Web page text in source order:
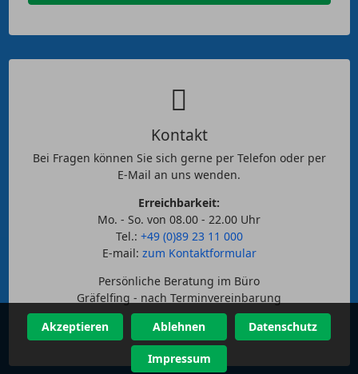
Kontakt
Bei Fragen können Sie sich gerne per Telefon oder per
E-Mail an uns wenden.
Erreichbarkeit:
Mo. - So. von 08.00 - 22.00 Uhr
Tel.: +49 (0)89 23 11 000
E-mail: zum Kontaktformular
Persönliche Beratung im Büro
Gräfelfing - nach Terminvereinbarung
Akzeptieren Ablehnen Datenschutz
Impressum